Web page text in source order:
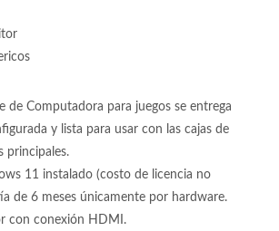
700W 80+ de 700 Watts Reales
de Computadora para juegos se entrega
y lista para usar con las cajas de
principales.